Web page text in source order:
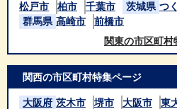
松戸市
柏市 千葉市 茨城県 つ
群馬県 高崎市
前橋市
関東の市区町村
関西の市区町村特集ページ
大阪府 茨木市 堺市 大阪市 東